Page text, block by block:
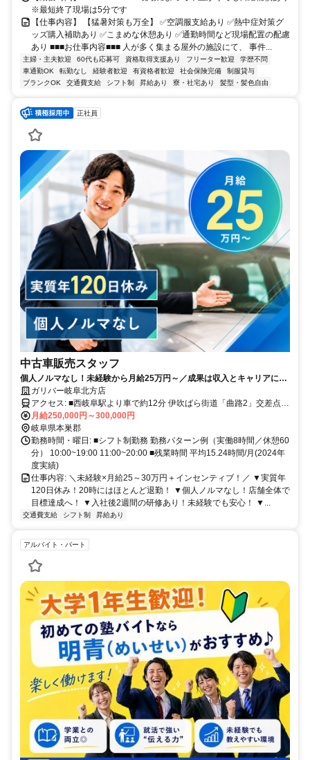
※最短終了現場は5分です
【仕事内容】 【猛暑対策も万全】 ✅空調服支給あり ✅熱中症対策グ
ッズ購入補助あり ✅こまめな休憩あり ✅通勤時間など現場配置の配慮
あり ■■■お仕事内容■■■ 人が多く集まる屋外の施設にて、 事件...
主婦・主夫歓迎 60代も応募可 資格取得支援あり フリーター歓迎
学歴不問
車通勤OK
転勤なし 経験者歓迎 有資格者歓迎 社会保険完備
制服貸与
ブランクOK
交通費支給 シフト制 昇給あり 寮・社宅あり 髪型・髪色自由
正社員
中古車販売スタッフ
個人ノルマなし！未経験から月給25万円～／成果は収入とキャリアにし
っかり反映♪
ガリバー岐阜北方店
アクセス: ■西岐阜駅より車で約12分 伊吹ばら街道「曲路2」交差点南
下、イオンタウン並び
月給250,000円～300,000円
岐阜県本巣郡
勤務時間・曜日: ■シフト制勤務 勤務パターン例（実働8時間／休憩60
分） 10:00~19:00 11:00~20:00 ■残業時間 平均15.24時間/月(2024年
度実績)
仕事内容: ＼未経験×月給25～30万円＋インセンティブ！／ ▼実質年
120日休み！20時にはほとんど退勤！ ▼個人ノルマなし！店舗全体で
目標達成へ！ ▼入社後2週間の研修あり！未経験でも安心！ ▼...
交通費支給 シフト制 昇給あり
アルバイト・パート